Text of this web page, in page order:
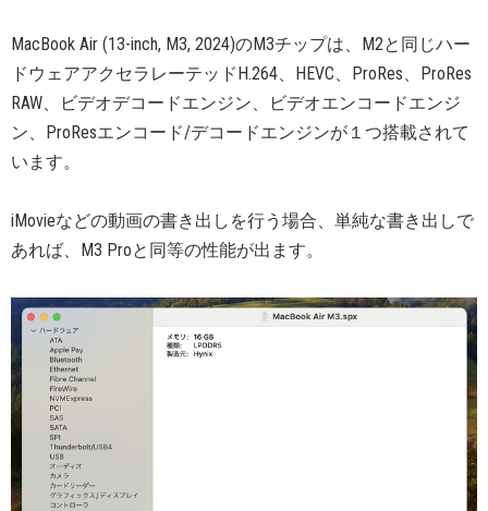
MacBook Air (13-inch, M3, 2024)のM3チップは、M2と同じハー
ドウェアアクセラレーテッドH.264、HEVC、ProRes、ProRes
RAW、ビデオデコードエンジン、ビデオエンコードエンジ
ン、ProResエンコード/デコードエンジンが１つ搭載されて
います。
iMovieなどの動画の書き出しを行う場合、単純な書き出しで
あれば、M3 Proと同等の性能が出ます。